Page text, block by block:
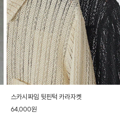
스카시짜임 뒷핀턱 카라자켓
64,000원